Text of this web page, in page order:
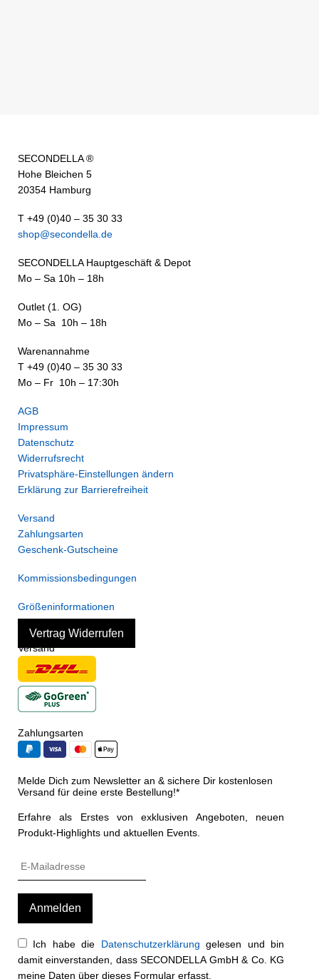
SECONDELLA ®
Hohe Bleichen 5
20354 Hamburg
T +49 (0)40 – 35 30 33
shop@secondella.de
SECONDELLA Hauptgeschäft & Depot
Mo – Sa 10h – 18h
Outlet (1. OG)
Mo – Sa 10h – 18h
Warenannahme
T +49 (0)40 – 35 30 33
Mo – Fr 10h – 17:30h
AGB
Impressum
Datenschutz
Widerrufsrecht
Privatsphäre-Einstellungen ändern
Erklärung zur Barrierefreiheit
Versand
Zahlungsarten
Geschenk-Gutscheine
Kommissionsbedingungen
Größeninformationen
Vertrag Widerrufen
Versand
Zahlungsarten
Melde Dich zum Newsletter an & sichere Dir kostenlosen
Versand für deine erste Bestellung!*
Erfahre als Erstes von exklusiven Angeboten, neuen
Produkt-Highlights und aktuellen Events.
Ich habe die Datenschutzerklärung gelesen und bin
damit einverstanden, dass SECONDELLA GmbH & Co. KG
meine Daten über dieses Formular erfasst.